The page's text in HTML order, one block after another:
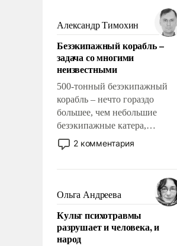
Александр Тимохин
Безэкипажный корабль –
задача со многими
неизвестными
500-тонный безэкипажный
корабль – нечто гораздо
большее, чем небольшие
безэкипажные катера,
применение которых уже
стало обыденностью. Задача
сложна и амбициозна. Однако
и ее реализация радикально
поднимет наши боевые
возможности.
2 комментария
Ольга Андреева
Культ психотравмы
разрушает и человека, и
народ